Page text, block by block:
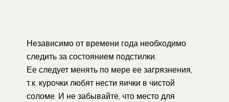
Независимо от времени года необходимо
следить за состоянием подстилки.
Ее следует менять по мере ее загрязнения,
т.к. курочки любят нести яички в чистой
соломе. И не забывайте, что место для